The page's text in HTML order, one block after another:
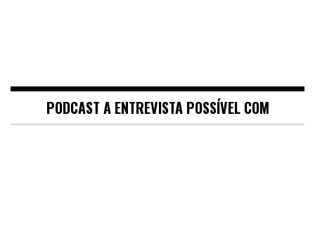
PODCAST A ENTREVISTA POSSÍVEL COM